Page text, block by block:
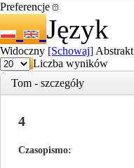
Preferencje
Język
Widoczny [Schowaj] Abstrakt
Liczba wyników
Tom - szczegóły
4
Czasopismo